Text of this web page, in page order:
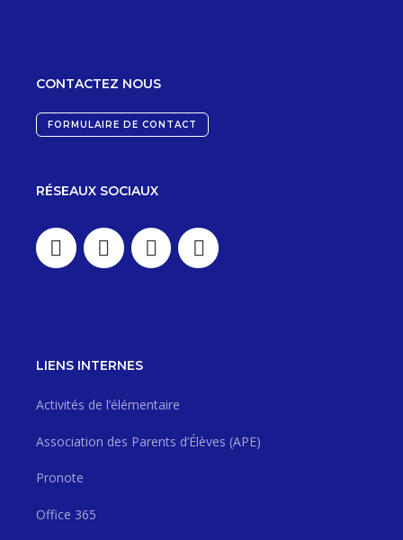
CONTACTEZ NOUS
FORMULAIRE DE CONTACT
RÉSEAUX SOCIAUX
LIENS INTERNES
Activités de l’élémentaire
Association des Parents d’Élèves (APE)
Pronote
Office 365